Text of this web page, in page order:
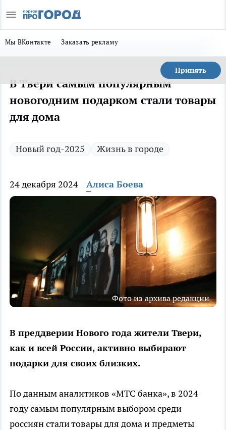
Мы ВКонтакте Заказать рекламу
Принять
В Твери самым популярным
новогодним подарком стали товары
для дома
Новый год-2025 Жизнь в городе
24 декабря 2024 Алиса Боева
Фото из архива редакции
В преддверии Нового года жители Твери,
как и всей России, активно выбирают
подарки для своих близких.
По данным аналитиков «МТС банка», в 2024
году самым популярным выбором среди
россиян стали товары для дома и предметы